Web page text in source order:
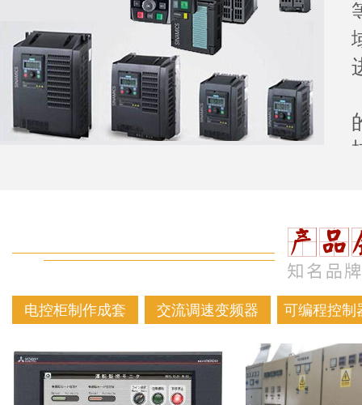
电控柜制作成套 交流调速变频器 可编程控制